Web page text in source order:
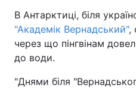
В Антарктиці, біля
"Академік Вернадський",
через що пінгвінам
до води.
"Днями біля